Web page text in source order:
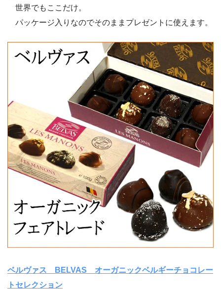
世界でもここだけ。
パッケージ入りなのでそのままプレゼントに使えます。
ベルヴァス BELVAS オーガニックベルギーチョコレー
トセレクション